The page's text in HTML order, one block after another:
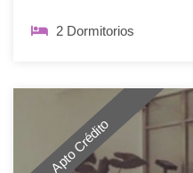
2 Dormitorios
Apto Crédito